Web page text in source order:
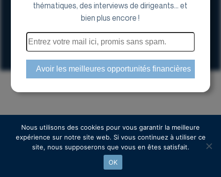
17 Avenue George V, 75008 Paris
Espace actionnaire
Copyright © 2024 Euroland Corporate
thématiques, des interviews de dirigeants... et
bien plus encore !
Nous utilisons des cookies pour vous garantir la meilleure
expérience sur notre site web. Si vous continuez à utiliser ce
site, nous supposerons que vous en êtes satisfait.
OK